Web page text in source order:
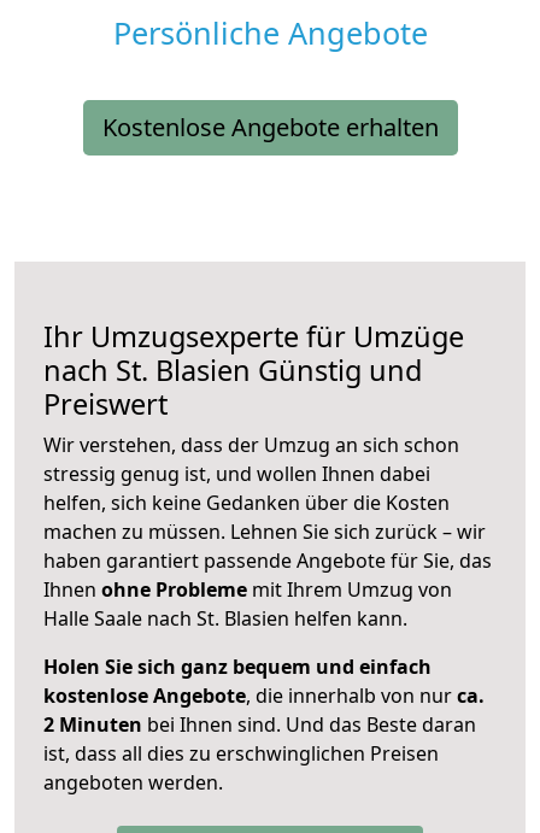
Persönliche Angebote
Kostenlose Angebote erhalten
Ihr Umzugsexperte für Umzüge
nach St. Blasien Günstig und
Preiswert
Wir verstehen, dass der Umzug an sich schon
stressig genug ist, und wollen Ihnen dabei
helfen, sich keine Gedanken über die Kosten
machen zu müssen. Lehnen Sie sich zurück – wir
haben garantiert passende Angebote für Sie, das
Ihnen ohne Probleme mit Ihrem Umzug von
Halle Saale nach St. Blasien helfen kann.
Holen Sie sich ganz bequem und einfach
kostenlose Angebote, die innerhalb von nurca.
2 Minuten bei Ihnen sind. Und das Beste daran
ist, dass all dies zu erschwinglichen Preisen
angeboten werden.